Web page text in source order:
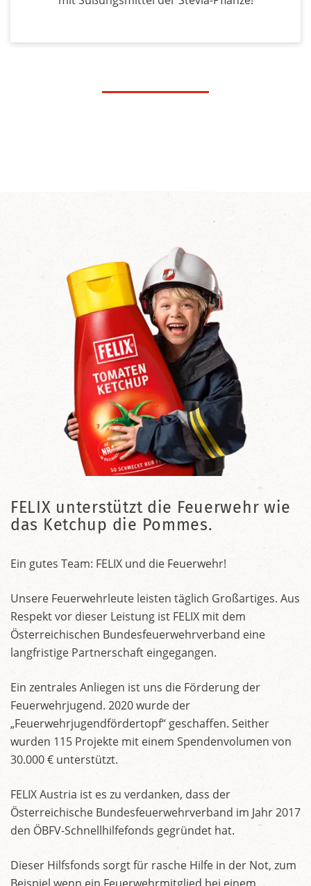
FELIX unterstützt die Feuerwehr wie
das Ketchup die Pommes.
Ein gutes Team: FELIX und die Feuerwehr!
Unsere Feuerwehrleute leisten täglich Großartiges. Aus
Respekt vor dieser Leistung ist FELIX mit dem
Österreichischen Bundesfeuerwehrverband eine
langfristige Partnerschaft eingegangen.
Ein zentrales Anliegen ist uns die Förderung der
Feuerwehrjugend. 2020 wurde der
„Feuerwehrjugendfördertopf“ geschaffen. Seither
wurden 115 Projekte mit einem Spendenvolumen von
30.000 € unterstützt.
FELIX Austria ist es zu verdanken, dass der
Österreichische Bundesfeuerwehrverband im Jahr 2017
den ÖBFV-Schnellhilfefonds gegründet hat.
Dieser Hilfsfonds sorgt für rasche Hilfe in der Not, zum